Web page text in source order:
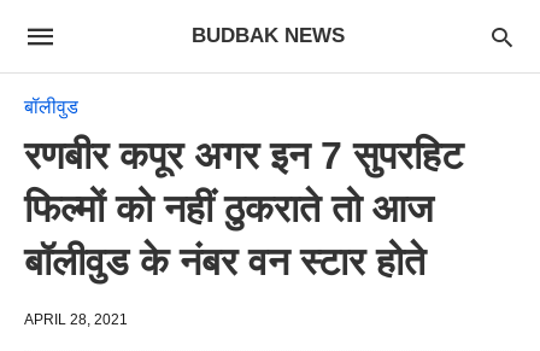
BUDBAK NEWS
बॉलीवुड
रणबीर कपूर अगर इन 7 सुपरहिट
फिल्मों को नहीं ठुकराते तो आज
बॉलीवुड के नंबर वन स्टार होते
APRIL 28, 2021